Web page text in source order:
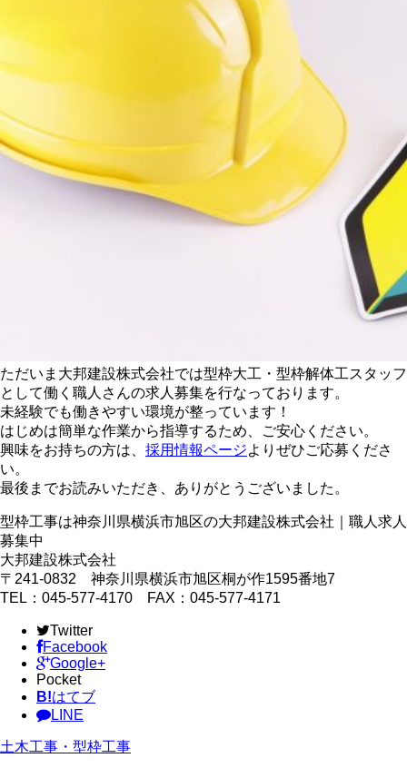
ただいま大邦建設株式会社では型枠大工・型枠解体工スタッフ
として働く職人さんの求人募集を行なっております。
未経験でも働きやすい環境が整っています！
はじめは簡単な作業から指導するため、ご安心ください。
興味をお持ちの方は、 採用情報ページよりぜひご応募くださ
い。
最後までお読みいただき、ありがとうございました。
型枠工事は神奈川県横浜市旭区の大邦建設株式会社｜職人求人
募集中
大邦建設株式会社
〒241-0832 神奈川県横浜市旭区桐が作1595番地7
TEL：045-577-4170 FAX：045-577-4171
Twitter
Facebook
Google+
Pocket
B!はてブ
LINE
土木工事・型枠工事